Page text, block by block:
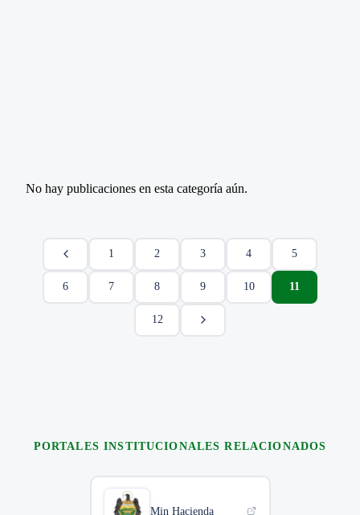
No hay publicaciones en esta categoría aún.
1 2 3 4 5
6 7 8 9 10 11
12
PORTALES INSTITUCIONALES RELACIONADOS
Min Hacienda